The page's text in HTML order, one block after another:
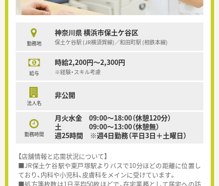
勤務地
神奈川県 横浜市保土ケ谷区
保土ケ谷駅 (JR横須賀線)／和田町駅 (相鉄本線)
給与
時給2,200円～2,300円
※経験・スキル考慮
法人名
非公開
勤務時間
月火水金 09:00～18:00（休憩120分）
土 09:00～13:00（休憩無）
週25時間 ※週4日勤務（平日3日＋土曜日）
【店舗情報と応需状況について】
■JR保土ケ谷駅や東戸塚駅よりバスで10分ほどの距離に位置し
ており、内科や小児科、皮膚科をメインに受けています。
■処方箋枚数は1日平均50枚ほどで、在宅業務として居宅への訪